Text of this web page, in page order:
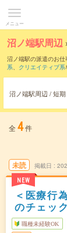
メニュー
沼ノ端駅周辺
沼ノ端駅の派遣のお仕
系、 クリエイティブ系
沼ノ端駅周辺 / 短期
全 4件
未読
NEW
掲載日
＜医療行
のチェッ
職種未経験OK